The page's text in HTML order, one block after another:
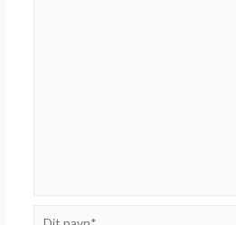
Dit